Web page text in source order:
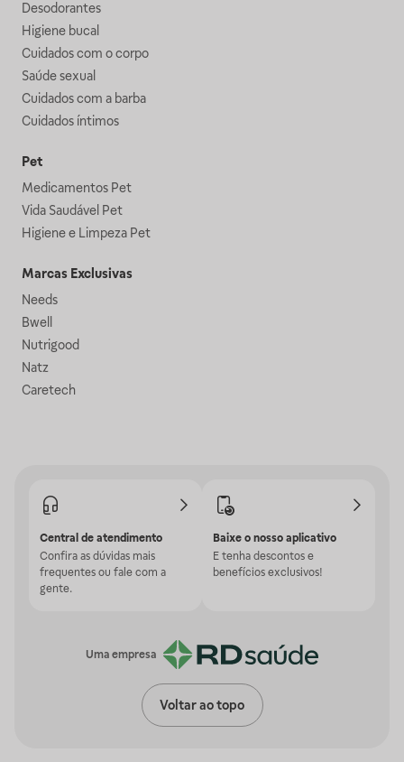
Desodorantes
Higiene bucal
Cuidados com o corpo
Saúde sexual
Cuidados com a barba
Cuidados íntimos
Pet
Medicamentos Pet
Vida Saudável Pet
Higiene e Limpeza Pet
Marcas Exclusivas
Needs
Bwell
Nutrigood
Natz
Caretech
Central de atendimento
Confira as dúvidas mais
frequentes ou fale com a
gente.
Baixe o nosso aplicativo
E tenha descontos e
benefícios exclusivos!
Uma empresa
Voltar ao topo